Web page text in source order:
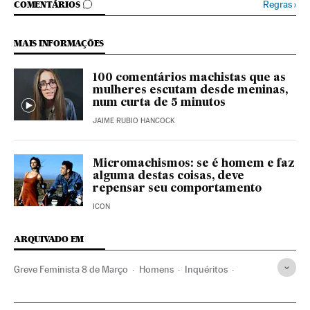
COMENTÁRIOS
COMENTÁRIOS Regras›
MAIS INFORMAÇÕES
100 comentários machistas que as
mulheres escutam desde meninas,
num curta de 5 minutos
JAIME RUBIO HANCOCK
Micromachismos: se é homem e faz
alguma destas coisas, deve
repensar seu comportamento
ICON
ARQUIVADO EM
Greve Feminista 8 de Março Homens Inquéritos